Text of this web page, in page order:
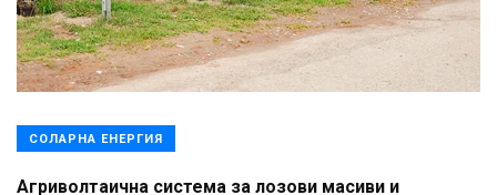
СОЛАРНА ЕНЕРГИЯ
Агриволтаична система за лозови масиви и